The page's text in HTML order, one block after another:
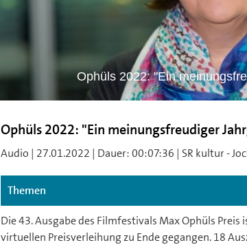
Ophüls 2022: "Ein
Ophüls 2022: "Ein meinungsfreudiger
Audio | 27.01.2022 | Dauer: 00:07:36 | SR kultur -
Themen
Die 43. Ausgabe des Filmfestivals Max Ophüls Preis
virtuellen Preisverleihung zu Ende gegangen. 18